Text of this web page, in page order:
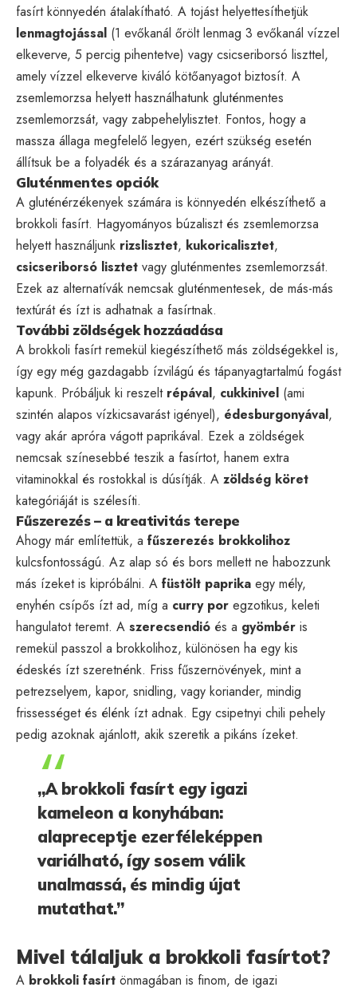
fasírt könnyedén átalakítható. A tojást helyettesíthetjük
lenmagtojással (1 evőkanál őrölt lenmag 3 evőkanál vízzel
elkeverve, 5 percig pihentetve) vagy csicseriborsó liszttel,
amely vízzel elkeverve kiváló kötőanyagot biztosít. A
zsemlemorzsa helyett használhatunk gluténmentes
zsemlemorzsát, vagy zabpehelylisztet. Fontos, hogy a
massza állaga megfelelő legyen, ezért szükség esetén
állítsuk be a folyadék és a szárazanyag arányát.
Gluténmentes opciók
A gluténérzékenyek számára is könnyedén elkészíthető a
brokkoli fasírt. Hagyományos búzaliszt és zsemlemorzsa
helyett használjunk rizslisztet, kukoricalisztet,
csicseriborsó lisztet vagy gluténmentes zsemlemorzsát.
Ezek az alternatívák nemcsak gluténmentesek, de más-más
textúrát és ízt is adhatnak a fasírtnak.
További zöldségek hozzáadása
A brokkoli fasírt remekül kiegészíthető más zöldségekkel is,
így egy még gazdagabb ízvilágú és tápanyagtartalmú fogást
kapunk. Próbáljuk ki reszelt répával, cukkinivel (ami
szintén alapos vízkicsavarást igényel), édesburgonyával,
vagy akár apróra vágott paprikával. Ezek a zöldségek
nemcsak színesebbé teszik a fasírtot, hanem extra
vitaminokkal és rostokkal is dúsítják. A zöldség köret
kategóriáját is szélesíti.
Fűszerezés – a kreativitás terepe
Ahogy már említettük, a fűszerezés brokkolihoz
kulcsfontosságú. Az alap só és bors mellett ne habozzunk
más ízeket is kipróbálni. A füstölt paprika egy mély,
enyhén csípős ízt ad, míg a curry por egzotikus, keleti
hangulatot teremt. A szerecsendió és a gyömbér is
remekül passzol a brokkolihoz, különösen ha egy kis
édeskés ízt szeretnénk. Friss fűszernövények, mint a
petrezselyem, kapor, snidling, vagy koriander, mindig
frissességet és élénk ízt adnak. Egy csipetnyi chili pehely
pedig azoknak ajánlott, akik szeretik a pikáns ízeket.
„A brokkoli fasírt egy igazi
kameleon a konyhában:
alapreceptje ezerféleképpen
variálható, így sosem válik
unalmassá, és mindig újat
mutathat.”
Mivel tálaljuk a brokkoli fasírtot?
A brokkoli fasírt önmagában is finom, de igazi